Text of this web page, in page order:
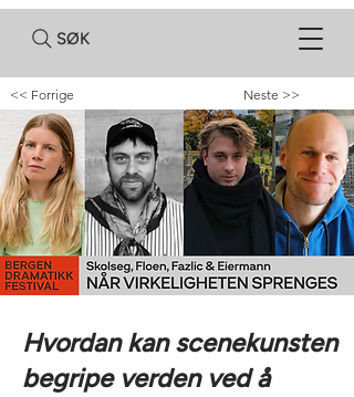
SØK
<< Forrige Neste >>
Hvordan kan scenekunsten
begripe verden ved å